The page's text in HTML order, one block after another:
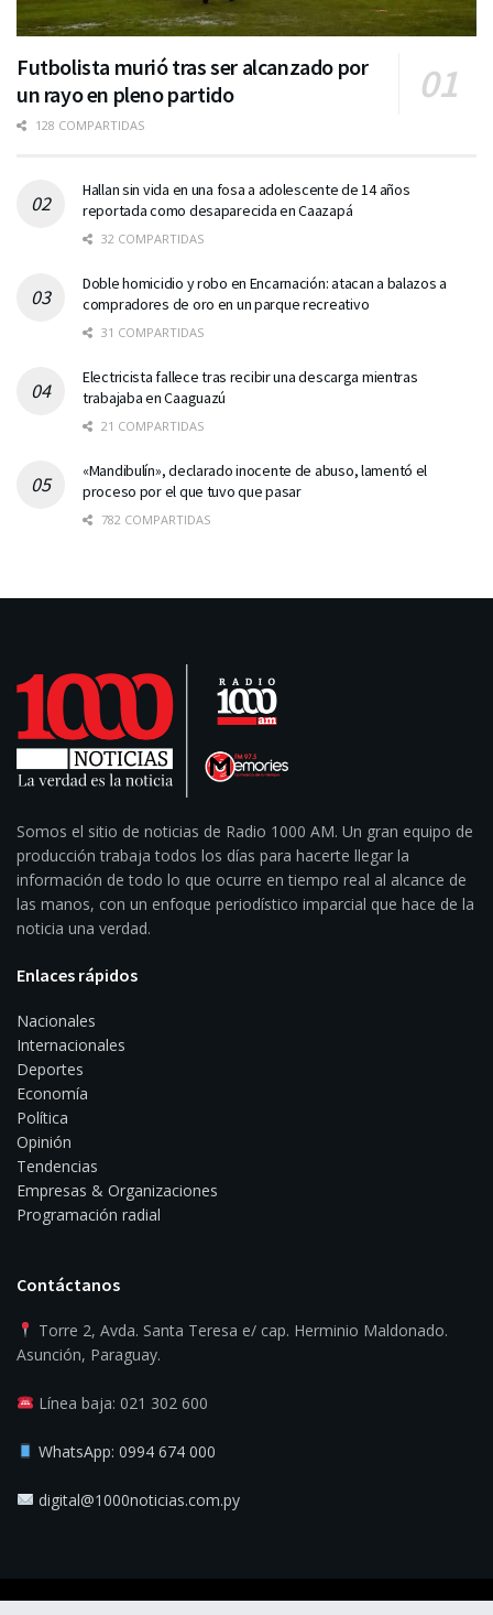
Futbolista murió tras ser alcanzado por
un rayo en pleno partido
128 COMPARTIDAS
Hallan sin vida en una fosa a adolescente de 14 años
reportada como desaparecida en Caazapá
32 COMPARTIDAS
Doble homicidio y robo en Encarnación: atacan a balazos a
compradores de oro en un parque recreativo
31 COMPARTIDAS
Electricista fallece tras recibir una descarga mientras
trabajaba en Caaguazú
21 COMPARTIDAS
«Mandibulín», declarado inocente de abuso, lamentó el
proceso por el que tuvo que pasar
782 COMPARTIDAS
Somos el sitio de noticias de Radio 1000 AM. Un gran equipo de
producción trabaja todos los días para hacerte llegar la
información de todo lo que ocurre en tiempo real al alcance de
las manos, con un enfoque periodístico imparcial que hace de la
noticia una verdad.
Enlaces rápidos
Nacionales
Internacionales
Deportes
Economía
Política
Opinión
Tendencias
Empresas & Organizaciones
Programación radial
Contáctanos
Torre 2, Avda. Santa Teresa e/ cap. Herminio Maldonado.
Asunción, Paraguay.
Línea baja: 021 302 600
WhatsApp: 0994 674 000
digital@1000noticias.com.py